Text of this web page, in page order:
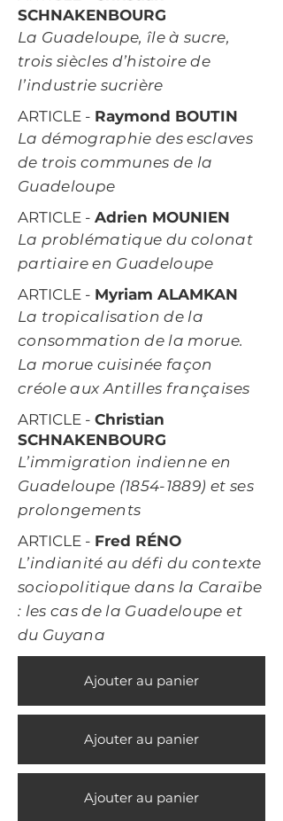
SCHNAKENBOURG
La Guadeloupe, île à sucre,
trois siècles d’histoire de
l’industrie sucrière
ARTICLE - Raymond BOUTIN
La démographie des esclaves
de trois communes de la
Guadeloupe
ARTICLE - Adrien MOUNIEN
La problématique du colonat
partiaire en Guadeloupe
ARTICLE - Myriam ALAMKAN
La tropicalisation de la
consommation de la morue.
La morue cuisinée façon
créole aux Antilles françaises
ARTICLE - Christian
SCHNAKENBOURG
L’immigration indienne en
Guadeloupe (1854-1889) et ses
prolongements
ARTICLE - Fred RÉNO
L’indianité au défi du contexte
sociopolitique dans la Caraïbe
: les cas de la Guadeloupe et
du Guyana
Ajouter au panier
Ajouter au panier
Ajouter au panier